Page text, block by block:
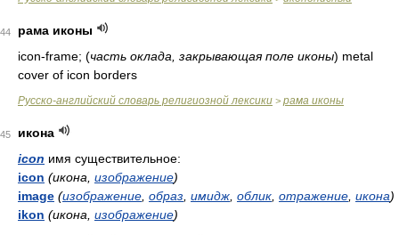
44
рама иконы
icon-frame; (часть оклада, закрывающая поле иконы) metal
cover of icon borders
Русско-английский словарь религиозной лексики > рама иконы
45
икона
icon имя существительное:
icon (икона, изображение)
image (изображение образ имидж облик отражение икона)
ikon (икона, изображение)